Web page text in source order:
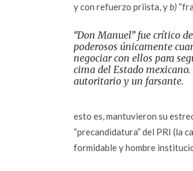
y con refuerzo priista, yb)
“Don Manuel” fue crítico
poderosos únicamente
negociar con ellos para
cima del Estado mexicano.
autoritario y un farsante.
esto es, mantuvieron su
“precandidatura” del PRI (la
formidable y hombre